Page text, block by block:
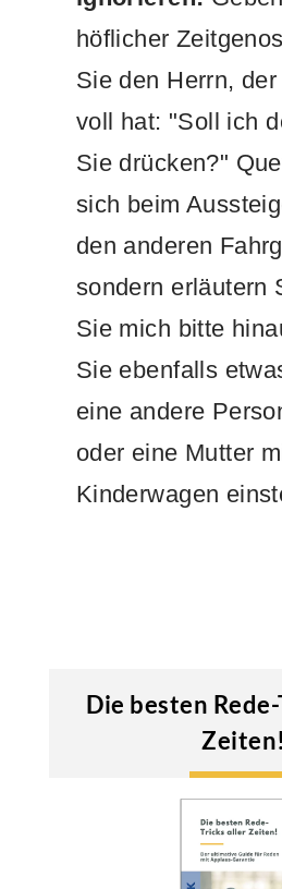
höflicher
Sie den Herrn,
voll hat: "Soll ich
Sie drücken?"
sich beim
den anderen
sondern erläutern
Sie mich bitte
Sie ebenfalls
eine andere
oder eine Mutter
Kinderwagen